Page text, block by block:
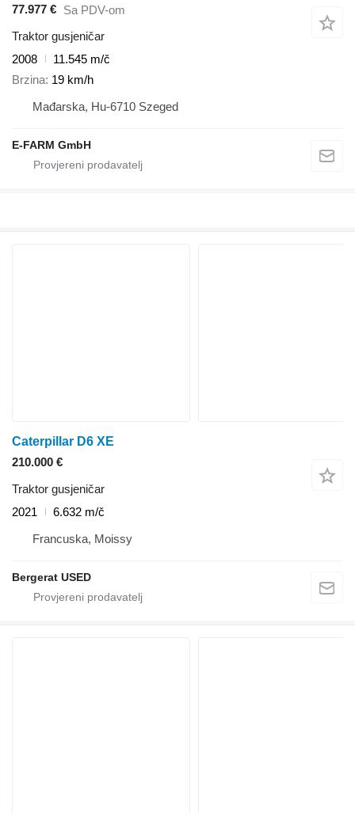
77.977 € Sa PDV-om
Traktor gusjeničar
2008
11.545 m/č
Brzina 19 km/h
Mađarska, Hu-6710 Szeged
E-FARM GmbH
Caterpillar D6 XE
210.000 €
Traktor gusjeničar
2021
6.632 m/č
Francuska, Moissy
Bergerat USED